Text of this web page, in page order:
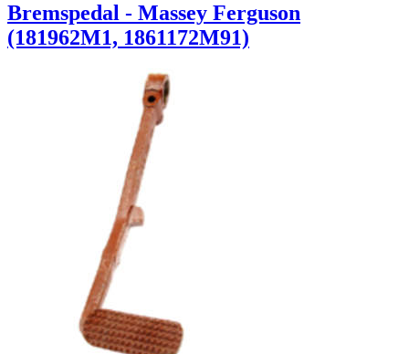
Bremspedal - Massey Ferguson
(181962M1, 1861172M91)